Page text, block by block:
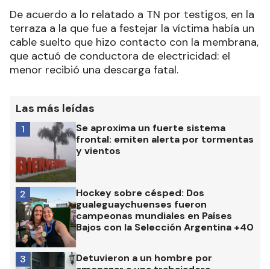
De acuerdo a lo relatado a TN por testigos, en la
terraza a la que fue a festejar la víctima había un
cable suelto que hizo contacto con la membrana,
que actuó de conductora de electricidad: el
menor recibió una descarga fatal.
Las más leídas
Se aproxima un fuerte sistema
frontal: emiten alerta por tormentas
y vientos
1
Hockey sobre césped: Dos
gualeguaychuenses fueron
campeonas mundiales en Países
Bajos con la Selección Argentina +40
2
Detuvieron a un hombre por
3